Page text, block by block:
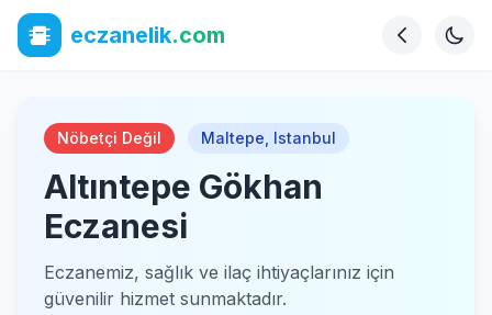
eczanelik.com
Nöbetçi Değil Maltepe Istanbul
Altıntepe Gökhan
Eczanesi
Eczanemiz, sağlık ve ilaç ihtiyaçlarınız için
güvenilir hizmet sunmaktadır.